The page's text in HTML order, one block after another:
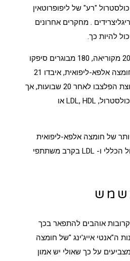
של ליפופרוטאין
. מחקרים אחרונים
להיות כך.
במחקר שנערך בשנת 2011 מקוריאה, 180 מבוגרים סיפקו
1,200 עד 1,800 מ"ג של חומצה אלפא-ליפואית, איבדו 21
אחוז יותר ממשקלם מקבוצת הפלצבו לאחר 20 שבועות, אך
לא חוו שום שיפור בסך הכולסטרול, LDL, HDL או
של חומצה אלפא-ליפואית
הכולסטרול הכללי ו- LDL בקרב משתתפי
קרובות אוהבים להתפאר בכך
ה"אנטי אייג'ינג "של חומצה
על כך שאולי יש אמון